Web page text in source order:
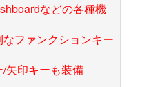
などの各種機
ファンクションキー
矢印キーも装備